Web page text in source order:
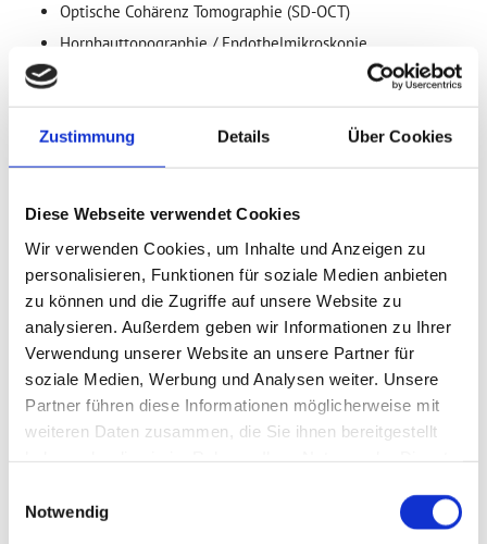
Zustimmung Details Über Cookies
Diese Webseite verwendet Cookies
Wir verwenden Cookies, um Inhalte und Anzeigen zu
personalisieren, Funktionen für soziale Medien anbieten
zu können und die Zugriffe auf unsere Website zu
analysieren. Außerdem geben wir Informationen zu Ihrer
Verwendung unserer Website an unsere Partner für
soziale Medien, Werbung und Analysen weiter. Unsere
Partner führen diese Informationen möglicherweise mit
weiteren Daten zusammen, die Sie ihnen bereitgestellt
Notwendig
Optische Cohärenz Tomographie (SD-OCT)
Hornhauttopographie / Endothelmikroskopie
Notfallversorgung
Lasertherapien
Argon-Laser
Nd – Yag Laser
Excimer – Laser in Kooperation mit Dr. Ruf in Bad
Gandersheim
Cyclophotokoagulation und Micro CPC
Photodynamische Therapie (PDT)
NANO-Laser
Augenoperationen